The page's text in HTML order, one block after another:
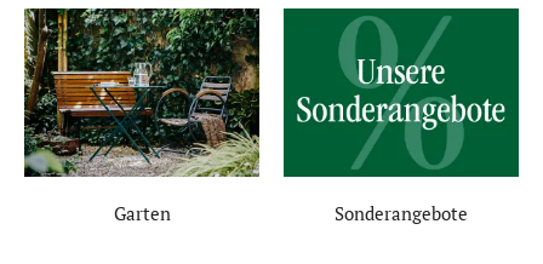
Garten Sonderangebote